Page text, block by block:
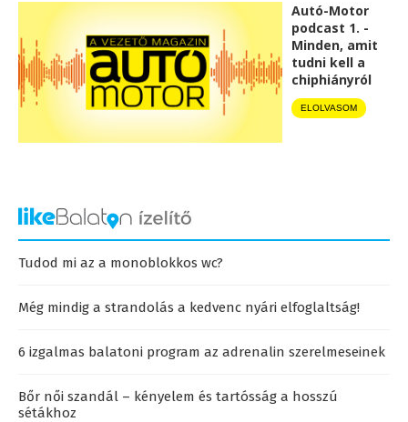
Autó-Motor
podcast 1. -
Minden, amit
tudni kell a
chiphiányról
ELOLVASOM
Tudod mi az a monoblokkos wc?
Még mindig a strandolás a kedvenc nyári elfoglaltság!
6 izgalmas balatoni program az adrenalin szerelmeseinek
Bőr női szandál – kényelem és tartósság a hosszú
sétákhoz